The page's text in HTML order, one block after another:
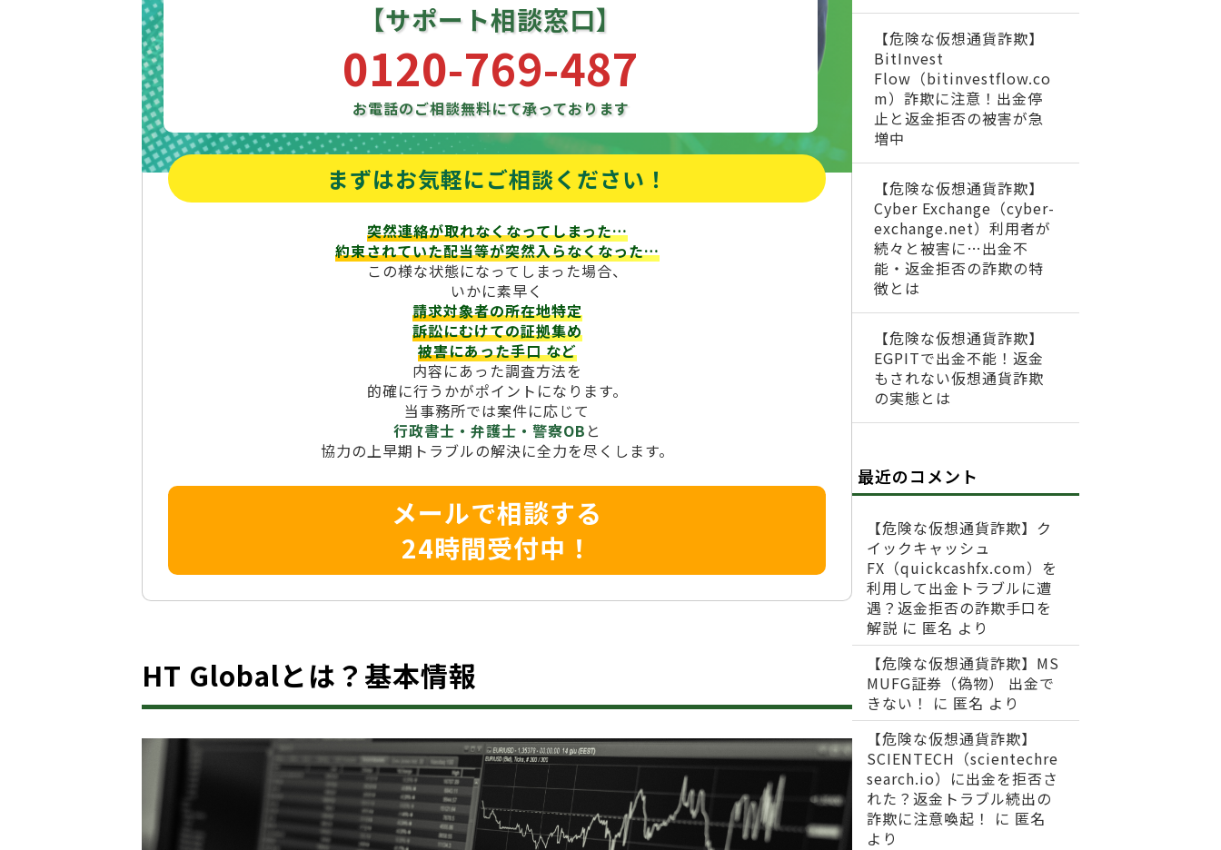
【サポート相談窓口】
0120-769-487
お電話のご相談無料にて承っております
まずはお気軽にご相談ください！
突然連絡が取れなくなってしまった…
約束されていた配当等が突然入らなくなった…
この様な状態になってしまった場合、
いかに素早く
請求対象者の所在地特定
訴訟にむけての証拠集め
被害にあった手口など
内容にあった調査方法を
的確に行うかがポイントになります。
当事務所では案件に応じて
行政書士・弁護士・警察OB と
協力の上早期トラブルの解決に全力を尽くします。
メールで相談する
24時間受付中！
HT Globalとは？基本情報
【危険な仮想通貨詐欺】
BitInvest
Flow（bitinvestflow.co
m）詐欺に注意！出金停
止と返金拒否の被害が急
増中
【危険な仮想通貨詐欺】
Cyber Exchange（cyber-
exchange.net）利用者が
続々と被害に…出金不
能・返金拒否の詐欺の特
徴とは
【危険な仮想通貨詐欺】
EGPITで出金不能！返金
もされない仮想通貨詐欺
の実態とは
最近のコメント
【危険な仮想通貨詐欺】ク
イックキャッシュ
FX（quickcashfx.com）を
利用して出金トラブルに遭
遇？返金拒否の詐欺手口を
解説 に 匿名 より
【危険な仮想通貨詐欺】MS
MUFG証券（偽物） 出金で
きない！
に 匿名 より
【危険な仮想通貨詐欺】
SCIENTECH（scientechre
search.io）に出金を拒否さ
れた？返金トラブル続出の
詐欺に注意喚起！
に 匿名
より